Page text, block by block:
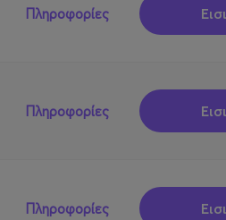
Πληροφορίες
Πληροφορίες
Πληροφορίες